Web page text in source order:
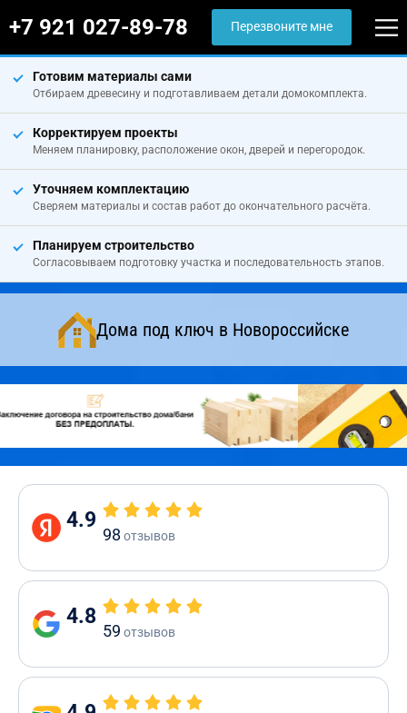
+7 921 027-89-78 Перезвоните мне
Готовим материалы сами
Отбираем древесину и подготавливаем детали домокомплекта.
Корректируем проекты
Меняем планировку, расположение окон, дверей и перегородок.
Уточняем комплектацию
Сверяем материалы и состав работ до окончательного расчёта.
Планируем строительство
Согласовываем подготовку участка и последовательность этапов.
Дома под ключ в Новороссийске
4.9
98 отзывов
4.8
59 отзывов